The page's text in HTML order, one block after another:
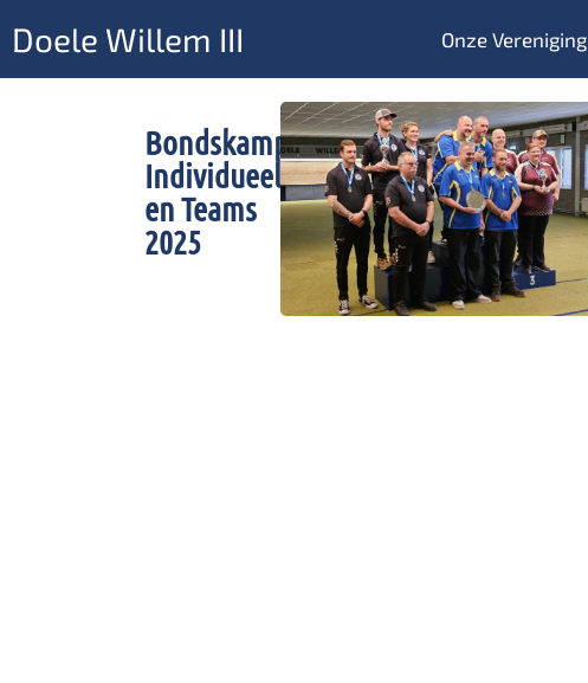
Doele Willem III Onze Vereniging
Bondskampioenschappen
Individueel
en Teams
2025